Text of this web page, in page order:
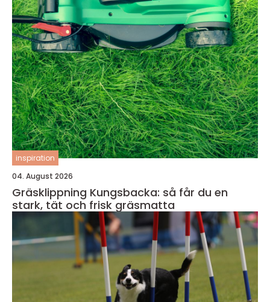
inspiration
04. August 2026
Gräsklippning Kungsbacka: så får du en
stark, tät och frisk gräsmatta